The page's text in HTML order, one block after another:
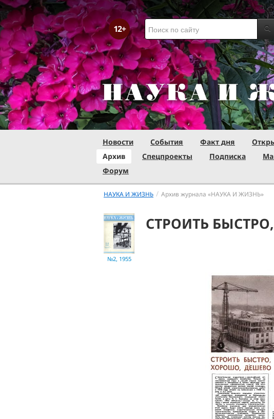
Новости События Факт дня
Архив
Спецпроекты Подписка
Форум
НАУКА И ЖИЗНЬ / Архив журнала «НАУКА И ЖИЗНЬ»
№2, 1955
СТРОИТЬ